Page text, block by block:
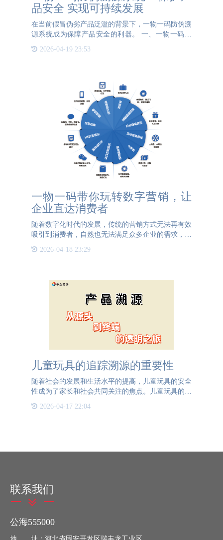
品安全 实现可持续发展
在当前假冒伪劣产品泛滥的背景下，一物一码防伪溯
源系统成为保障产品安全的利器。 一、一物一码防
伪溯源系统的工作原理一物一码防伪溯源系统通过给
每个产品标上唯一的标识码，实现产品的溯源与追
2026-04-19 23:53
一物一码带你玩转数字营销，让
企业直达消费者
随着数字化时代的发展，传统的营销方式无法再有效
吸引到消费者，自然也无法满足众多企业的需求，所
信息技术和传统营销手段的新型营销方式。是通过赋
2026-04-18 23:29
儿童玩具的追踪溯源的重要性
随着社会的发展和生活水平的提高，儿童玩具的安全
性成为了家长和社会共同关注的焦点。儿童玩具的追
踪溯源系统在这种背景下显得尤为重要，它不仅能保
障孩子的健康和安全，还能提升家长的信任度和企业
2026-04-17 22:04
联系我们
公海555000